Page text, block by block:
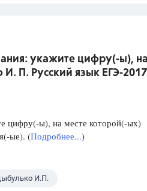
укажите цифру(-ы),
П. Русский язык ЕГЭ-
цифру(-ы), на месте которой(-ых)
ые). (Подробнее...)
И.П.